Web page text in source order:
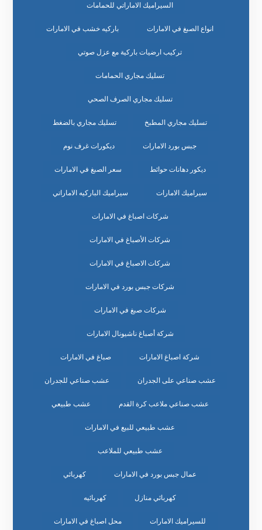
السيراميك الاماراتي للحمامات
انواع الصبغ في الامارات باركيه خشب في الامارات
تركيب ارضيات باركية مع عزل صوتي
تسليك مجاري الحمامات
تسليك مجاري الصرف الصحي
تسليك مجاري المطبخ تسليك مجاري بالضغط
جبس بورد الامارات ديكورات غرف نوم
ديكور دهانات حوائط سعر الصبغ في الامارات
سيراميك الامارات سيراميك الباركيه الاماراتي
شركات اصباغ في الامارات
شركات الأصباغ في الامارات
شركات الاصباغ في الامارات
شركات جبس بورد في الامارات
شركات صبغ في الامارات
شركة أصباغ ناشيونال الامارات
شركة اصباغ الامارات صباغ في الامارات
عشب صناعي على الجدران عشب صناعي للجدران
عشب صناعي ملاعب كرة القدم عشب طبيعي
عشب طبيعي للبيع في الامارات
عشب طبيعي للملاعب
عمال جبس بورد في الامارات كهربائي
كهربائي منازل كهربائيه
للسيراميك الامارات محل اصباغ في الامارات